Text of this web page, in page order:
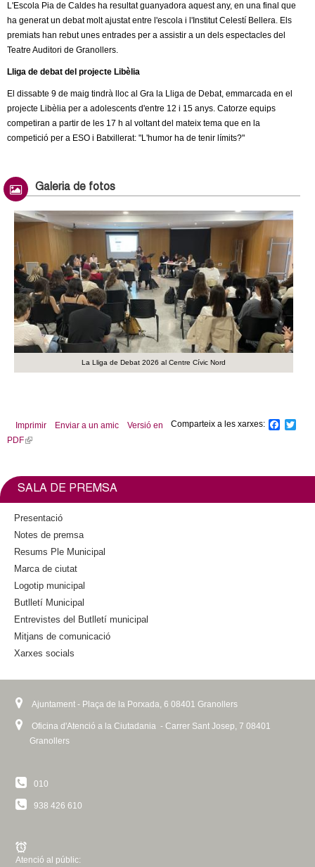
s
L'Escola Pia de Caldes ha resultat guanyadora aquest any, en una final que
ha generat un debat molt ajustat entre l'escola i l'Institut Celestí Bellera. Els
premiats han rebut unes entrades per a assistir a un dels espectacles del
Teatre Auditori de Granollers.
Lliga de debat del projecte Libèlia
El dissabte 9 de maig tindrà lloc al Gra la Lliga de Debat, emmarcada en el
projecte Libèlia per a adolescents d'entre 12 i 15 anys. Catorze equips
competiran a partir de les 17 h al voltant del mateix tema que en la
competició per a ESO i Batxillerat: "L'humor ha de tenir límits?"
Galeria de fotos
La Lliga de Debat 2026 al Centre Cívic Nord
Comparteix a les xarxes:
k
Imprimir Enviar a un amic
Versió en
PDF(
n
i
t
e
r
n
a
SALA DE PREMSA
Presentació
Notes de premsa
Resums Ple Municipal
Marca de ciutat
Logotip municipal
Butlletí Municipal
Entrevistes del Butlletí municipal
Mitjans de comunicació
Xarxes socials
Ajuntament - Plaça de la Porxada, 6 08401 Granollers
Oficina d'Atenció a la Ciutadania - Carrer Sant Josep, 7 08401
Granollers
010
938 426 610
Atenció al públic: